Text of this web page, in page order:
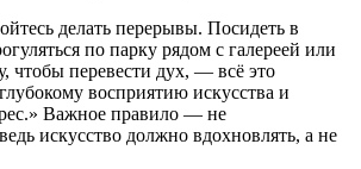
делать перерывы. Посидеть в
по парку рядом с галереей или
чтобы перевести дух, — всё это
восприятию искусства и
Важное правило — не
искусство должно вдохновлять, а не